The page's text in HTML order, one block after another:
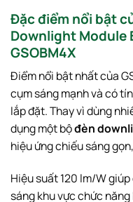
Đặc điểm nổi bật
Downlight Module
GSOBM4X
Điểm nổi bật nhất của
cụm sáng mạnh và có
lắp đặt. Thay vì dùng
dụng một bộđèn
hiệu ứng chiếu sáng
Hiệu suất 120 lm/W
sáng khu vực chức